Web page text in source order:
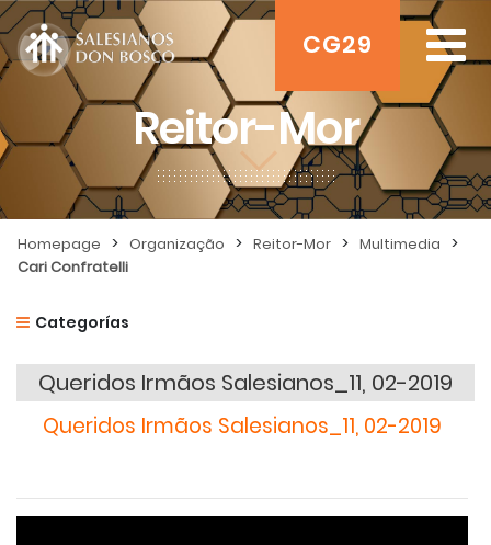
CG29
Reitor-Mor
Homepage > Organização > Reitor-Mor > Multimedia >
Cari Confratelli
Categorías
Queridos Irmãos Salesianos_11, 02-2019
Queridos Irmãos Salesianos_11, 02-2019